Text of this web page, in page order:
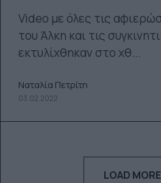
Video με όλες τις
του Άλκη και τις
εκτυλίχθηκαν στο χθ...
Ναταλία Πετρίτη
03.02.2022
LOAD